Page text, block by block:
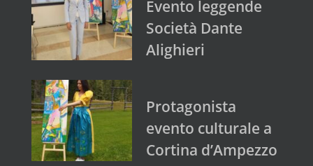
Evento leggende
Società Dante
Alighieri
Protagonista
evento culturale a
Cortina d’Ampezzo